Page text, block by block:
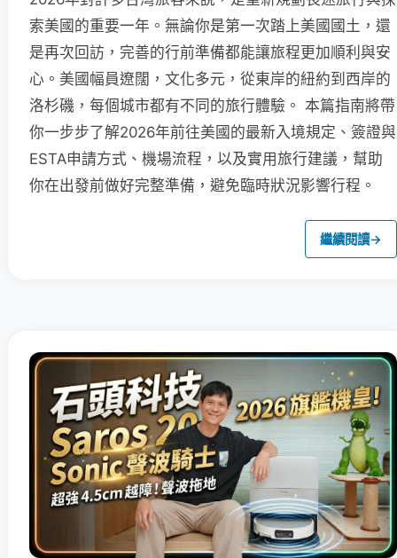
索美國的重要一年。無論你是第一次踏上美國國土，還
是再次回訪，完善的行前準備都能讓旅程更加順利與安
心。美國幅員遼闊，文化多元，從東岸的紐約到西岸的
洛杉磯，每個城市都有不同的旅行體驗。 本篇指南將帶
你一步步了解2026年前往美國的最新入境規定、簽證與
ESTA申請方式、機場流程，以及實用旅行建議，幫助
你在出發前做好完整準備，避免臨時狀況影響行程。
繼續閱讀→